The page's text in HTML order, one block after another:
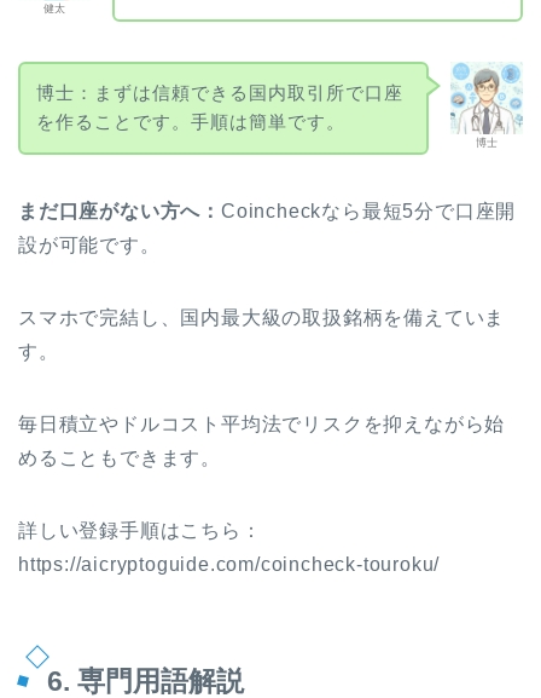
健太
博士
博士：まずは信頼できる国内取引所で口座
を作ることです。手順は簡単です。
まだ口座がない方へ： Coincheckなら最短5分で口座開
設が可能です。
スマホで完結し、国内最大級の取扱銘柄を備えていま
す。
毎日積立やドルコスト平均法でリスクを抑えながら始
めることもできます。
詳しい登録手順はこちら：
https://aicryptoguide.com/coincheck-touroku/
6. 専門用語解説